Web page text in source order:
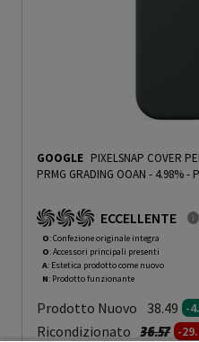
GOOGLE PIXELSNAP COVER
PRMG GRADING OOAN - 4.98%-
ECCELLENTE
O: Confezione originale integra
O: Accessori principali presenti
A: Estetica prodotto come nuovo
N: Prodotto funzionante
Prodotto Nuovo 38.49 -
Ricondizionato Prezzo
36.57a-